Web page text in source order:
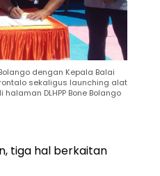
dengan Kepala Balai
sekaligus launching alat
DLHPP Bone Bolango
tiga hal berkaitan